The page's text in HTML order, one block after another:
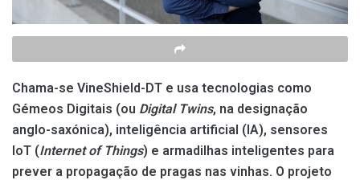
Chama-se VineShield-DT e usa tecnologias como
Gémeos Digitais (ou Digital Twins, na designação
anglo-saxónica), inteligência artificial (IA), sensores
IoT (Internet of Things) e armadilhas inteligentes para
prever a propagação de pragas nas vinhas. O projeto